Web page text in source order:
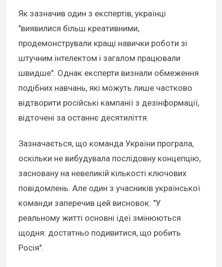
Як зазначив один з експертів, українці
"виявилися більш креативними,
продемонстрували кращі навички роботи зі
штучним інтелектом і загалом працювали
швидше". Однак експерти визнали обмеження
подібних навчань, які можуть лише частково
відтворити російські кампанії з дезінформації,
відточені за останнє десятиліття.
Зазначається, що команда України програла,
оскільки не вибудувала послідовну концепцію,
засновану на невеликій кількості ключових
повідомлень. Але один з учасників української
команди заперечив цей висновок: "У
реальному житті основні ідеї змінюються
щодня: достатньо подивитися, що робить
Росія".